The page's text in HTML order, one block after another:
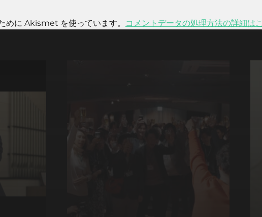
めに Akismet を使っています。 コメントデータの処理方法の詳細は